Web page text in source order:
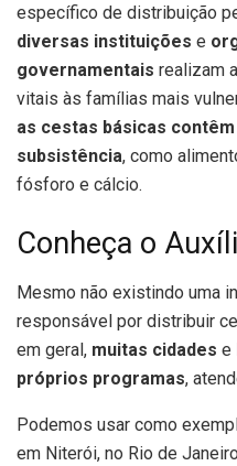
específico de distribuição
diversas instituições e
governamentais realizam
vitais às famílias mais
as cestas básicas
subsistência, como
fósforo e cálcio.
Conheça o
Mesmo não existindo uma
responsável por distribuir
em geral, muitas cidades e
próprios programas,
Podemos usar como
em Niterói, no Rio de